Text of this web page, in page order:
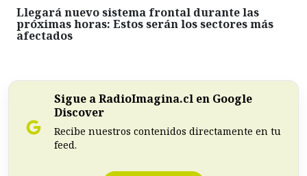
Llegará nuevo sistema frontal durante las
próximas horas: Estos serán los sectores más
afectados
Sigue a RadioImagina.cl en Google
Discover
Recibe nuestros contenidos directamente en tu
feed.